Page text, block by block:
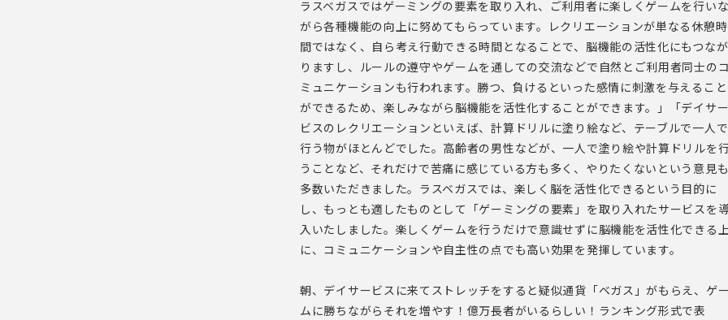
ラスベガスではゲーミングの要素を取り入れ、ご利用者に楽しくゲームを行いな
がら各種機能の向上に努めてもらっています。レクリエーションが単なる休憩時
間ではなく、自ら考え行動できる時間となることで、脳機能の活性化にもつなが
りますし、ルールの遵守やゲームを通しての交流などで自然とご利用者同士のコ
ミュニケーションも行われます。勝つ、負けるといった感情に刺激を与えること
ができるため、楽しみながら脳機能を活性化することができます。」「デイサー
ビスのレクリエーションといえば、計算ドリルに塗り絵など、テーブルで一人で
行う物がほとんどでした。高齢者の男性などが、一人で塗り絵や計算ドリルを
うことなど、それだけで苦痛に感じている方も多く、やりたくないという意見も
多数いただきました。ラスベガスでは、楽しく脳を活性化できるという目的に
し、もっとも適したものとして「ゲーミングの要素」を取り入れたサービスを
入いたしました。楽しくゲームを行うだけで意識せずに脳機能を活性化できる
に、コミュニケーションや自主性の点でも高い効果を発揮しています。
朝、デイサービスに来てストレッチをすると疑似通貨「ベガス」がもらえ、ゲー
ムに勝ちながらそれを増やす！億万長者がいるらしい！ランキング形式で表